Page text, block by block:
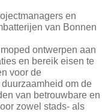
en
van Bonnen
ontwerpen aan
en bereik eisen te
voor de
om de
van betrouwbare en
zowel stads- als